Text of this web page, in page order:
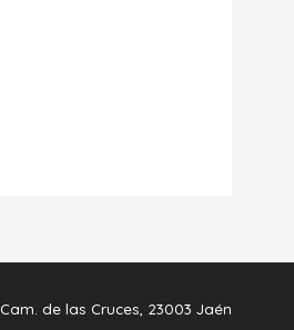
Cam. de las Cruces, 23003 Jaén